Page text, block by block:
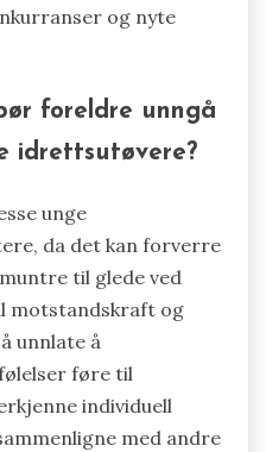
og nyte
foreldre unngå
idrettsutøvere?
unge
da det kan forverre
til glede ved
motstandskraft og
unnlate å
føre til
individuell
med andre